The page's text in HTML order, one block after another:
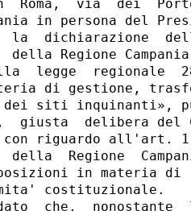
Roma,  via  dei
in persona del
la  dichiarazione
Regione
legge  regionale
di gestione,
siti inquinanti»,
giusta  delibera del
con riguardo all'art.
della  Regione
in materia
costituzionale.
che,  nonostante